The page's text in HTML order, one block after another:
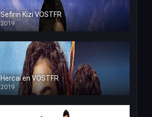
Sefirin Kizi VOSTFR
2019
Hercai en VOSTFR
2019